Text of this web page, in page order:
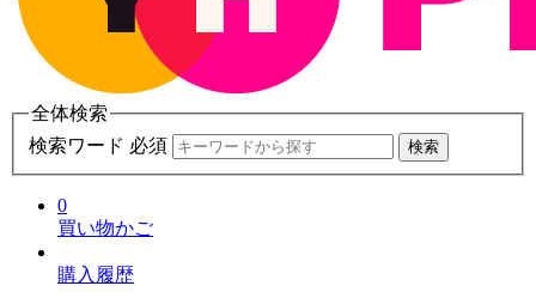
全体検索
検索ワード 必須
検索
0
買い物かご
購入履歴